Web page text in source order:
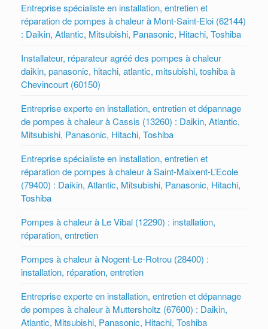
Entreprise spécialiste en installation, entretien et
réparation de pompes à chaleur à Mont-Saint-Eloi (62144)
: Daikin, Atlantic, Mitsubishi, Panasonic, Hitachi, Toshiba
Installateur, réparateur agréé des pompes à chaleur
daikin, panasonic, hitachi, atlantic, mitsubishi, toshiba à
Chevincourt (60150)
Entreprise experte en installation, entretien et dépannage
de pompes à chaleur à Cassis (13260) : Daikin, Atlantic,
Mitsubishi, Panasonic, Hitachi, Toshiba
Entreprise spécialiste en installation, entretien et
réparation de pompes à chaleur à Saint-Maixent-L’Ecole
(79400) : Daikin, Atlantic, Mitsubishi, Panasonic, Hitachi,
Toshiba
Pompes à chaleur à Le Vibal (12290) : installation,
réparation, entretien
Pompes à chaleur à Nogent-Le-Rotrou (28400) :
installation, réparation, entretien
Entreprise experte en installation, entretien et dépannage
de pompes à chaleur à Muttersholtz (67600) : Daikin,
Atlantic, Mitsubishi, Panasonic, Hitachi, Toshiba